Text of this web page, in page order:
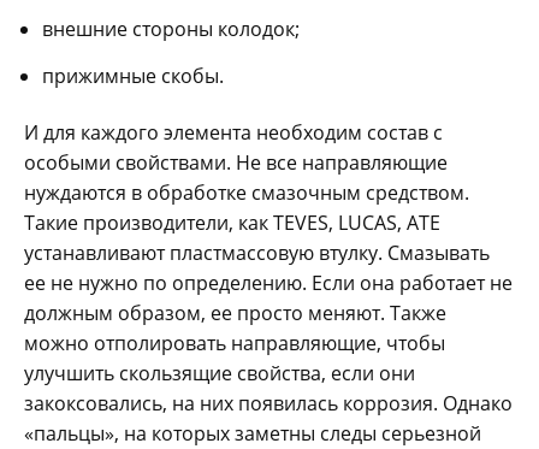
внешние стороны колодок;
прижимные скобы.
И для каждого элемента необходим состав с
особыми свойствами. Не все направляющие
нуждаются в обработке смазочным средством.
Такие производители, как TEVES, LUCAS, АТЕ
устанавливают пластмассовую втулку. Смазывать
ее не нужно по определению. Если она работает не
должным образом, ее просто меняют. Также
можно отполировать направляющие, чтобы
улучшить скользящие свойства, если они
закоксовались, на них появилась коррозия. Однако
«пальцы», на которых заметны следы серьезной